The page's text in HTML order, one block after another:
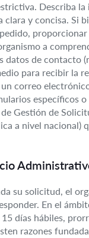
Describa
clara y concisa. Si
a
datos de contacto
para recibir la
correo
específicos
Gestión de
a nivel nacional)
su solicitud, el
En el
días hábiles,
razones